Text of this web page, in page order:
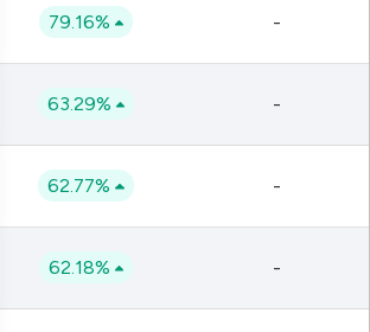
79.16% -
63.29% -
62.77% -
62.18% -